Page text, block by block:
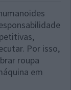
Por isso,
roupa
em